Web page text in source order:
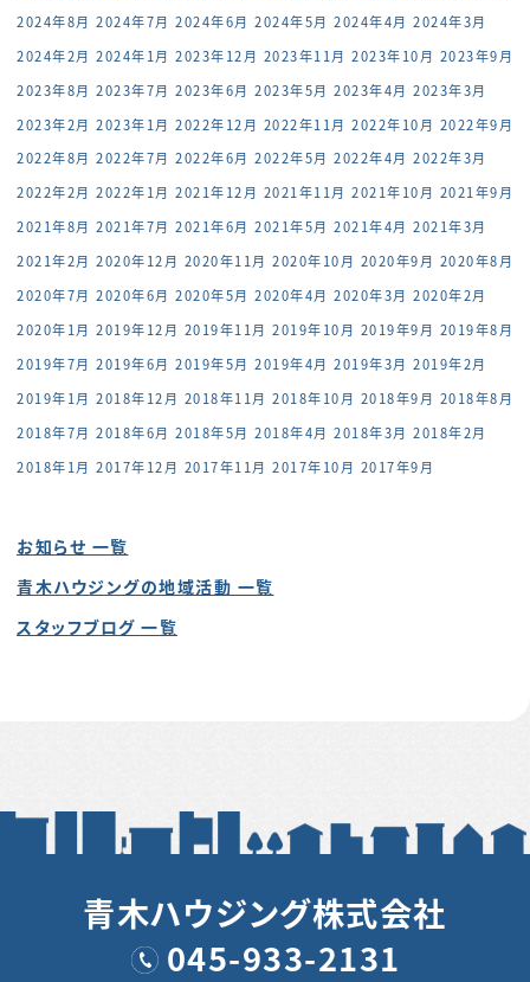
2024年8月 2024年7月 2024年6月 2024年5月 2024年4月 2024年3月
2024年2月 2024年1月 2023年12月 2023年11月 2023年10月 2023年9月
2023年8月 2023年7月 2023年6月 2023年5月 2023年4月 2023年3月
2023年2月 2023年1月 2022年12月 2022年11月 2022年10月 2022年9月
2022年8月 2022年7月 2022年6月 2022年5月 2022年4月 2022年3月
2022年2月 2022年1月 2021年12月 2021年11月 2021年10月 2021年9月
2021年8月 2021年7月 2021年6月 2021年5月 2021年4月 2021年3月
2021年2月 2020年12月 2020年11月 2020年10月 2020年9月 2020年8月
2020年7月 2020年6月 2020年5月 2020年4月 2020年3月 2020年2月
2020年1月 2019年12月 2019年11月 2019年10月 2019年9月 2019年8月
2019年7月 2019年6月 2019年5月 2019年4月 2019年3月 2019年2月
2019年1月 2018年12月 2018年11月 2018年10月 2018年9月 2018年8月
2018年7月 2018年6月 2018年5月 2018年4月 2018年3月 2018年2月
2018年1月 2017年12月 2017年11月 2017年10月 2017年9月
お知らせ 一覧
青木ハウジングの地域活動 一覧
スタッフブログ 一覧
青木ハウジング株式会社
045-933-2131